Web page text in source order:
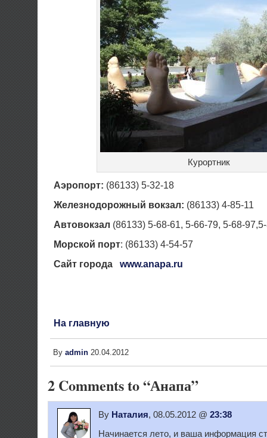
Курортник
Аэропорт: (86133) 5-32-18
Железнодорожный вокзал: (86133) 4-85-11
Автовокзал (86133) 5-68-61, 5-66-79, 5-68-
Морской порт: (86133) 4-54-57
Сайт города
www.anapa.ru
На главную
By admin 20.04.2012
2 Comments to “Анапа”
By Наталия, 08.05.2012 @ 23:38
Начинается лето, и ваша информация